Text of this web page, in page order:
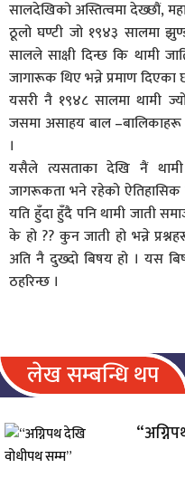
सालदेखिको अस्तित्वमा देख्छौं,
ठूलो घण्टी जो १९४३ सालमा
सालले साक्षी दिन्छ कि थामी
जागारूक थिए भन्ने प्रमाण दिएका
यसरी नै १९४८ सालमा थामी
जसमा असाहय बाल –बालिकाहरू
।
यसैले त्यसताका देखि नैं थामी
जागरूकता भने रहेको
यति हुँदा हुँदै पनि थामी जाती
के हो ?? कुन जाती हो भन्ने
अति नै दुख्दो बिषय हो । यस
ठहरिन्छ ।
लेख सम्बन्धि थप